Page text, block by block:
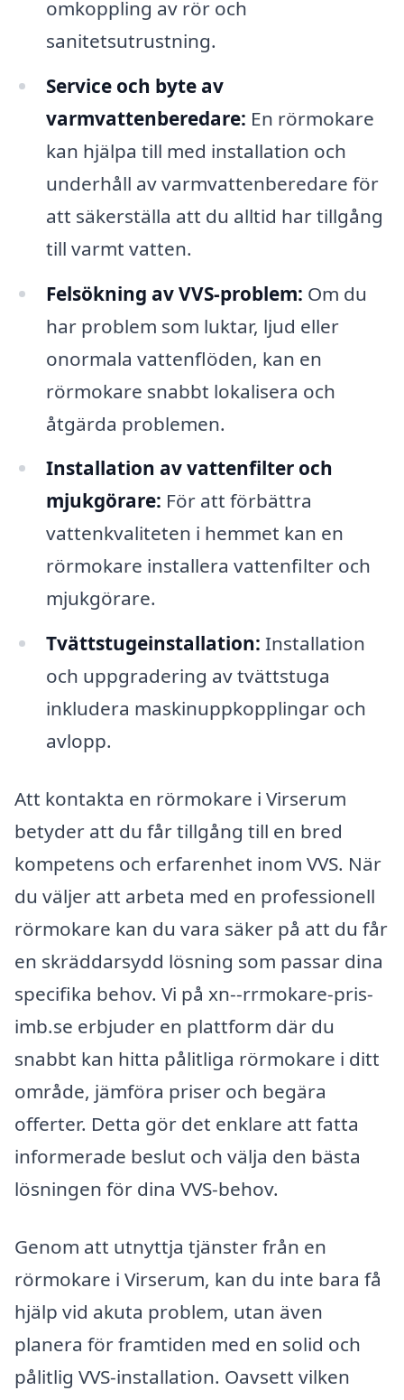
omkoppling av rör och
sanitetsutrustning.
Service och byte av
varmvattenberedare: En rörmokare
kan hjälpa till med installation och
underhåll av varmvattenberedare för
att säkerställa att du alltid har tillgång
till varmt vatten.
Felsökning av VVS-problem: Om du
har problem som luktar, ljud eller
onormala vattenflöden, kan en
rörmokare snabbt lokalisera och
åtgärda problemen.
Installation av vattenfilter och
mjukgörare: För att förbättra
vattenkvaliteten i hemmet kan en
rörmokare installera vattenfilter och
mjukgörare.
Tvättstugeinstallation: Installation
och uppgradering av tvättstuga
inkludera maskinuppkopplingar och
avlopp.
Att kontakta en rörmokare i Virserum
betyder att du får tillgång till en bred
kompetens och erfarenhet inom VVS. När
du väljer att arbeta med en professionell
rörmokare kan du vara säker på att du får
en skräddarsydd lösning som passar dina
specifika behov. Vi på xn--rrmokare-pris-
imb.se erbjuder en plattform där du
snabbt kan hitta pålitliga rörmokare i ditt
område, jämföra priser och begära
offerter. Detta gör det enklare att fatta
informerade beslut och välja den bästa
lösningen för dina VVS-behov.
Genom att utnyttja tjänster från en
rörmokare i Virserum, kan du inte bara få
hjälp vid akuta problem, utan även
planera för framtiden med en solid och
pålitlig VVS-installation. Oavsett vilken